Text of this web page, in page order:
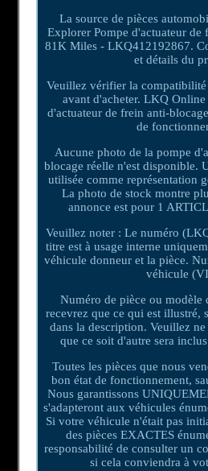
La source de pièces
Explorer Pompe d'actuateur
81K Miles - LKQ412192867.
et détails du
Veuillez vérifier la
avant d'acheter. LKQ
d'actuateur de frein anti-
de
Aucune photo de la pompe
blocage réelle n'est disponible.
utilisée comme représentation
La photo de stock montre
annonce est pour 1
Veuillez noter : Le numéro
titre est à usage interne
véhicule donneur et la pièce.
véhicule
Numéro de pièce ou modèle
recevrez que ce qui est illustré,
dans la description. Veuillez
que ce soit d'autre sera
Toutes les pièces que nous
bon état de fonctionnement,
Nous garantissons
s'adapteront aux véhicules
Si votre véhicule n'était pas
des pièces EXACTES
responsabilité de consulter un
si cela conviendra à